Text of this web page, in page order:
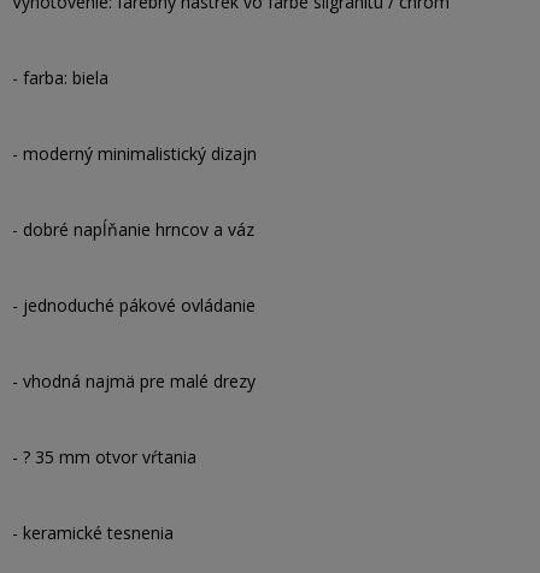
- farba: biela
- moderný minimalistický dizajn
- dobré napĺňanie hrncov a váz
- jednoduché pákové ovládanie
- vhodná najmä pre malé drezy
- ? 35 mm otvor vŕtania
- keramické tesnenia